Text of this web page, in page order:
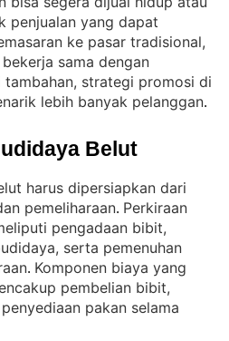
penjualan yang dapat
ke pasar tradisional,
sama dengan
tambahan, strategi promosi di
lebih banyak pelanggan.
Belut
harus dipersiapkan dari
pemeliharaan. Perkiraan
pengadaan bibit,
serta pemenuhan
. Komponen biaya yang
pembelian bibit,
pakan selama